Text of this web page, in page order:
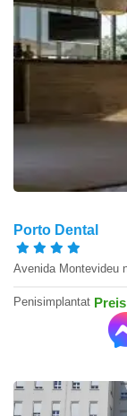
Porto Dental
Avenida Montevideu
Penisimplantat